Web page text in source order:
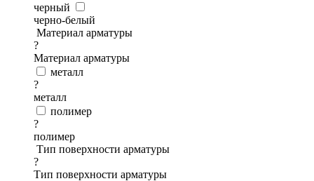
черный
черно-белый
Материал арматуры
?
Материал арматуры
металл
?
металл
полимер
?
полимер
Тип поверхности арматуры
?
Тип поверхности арматуры